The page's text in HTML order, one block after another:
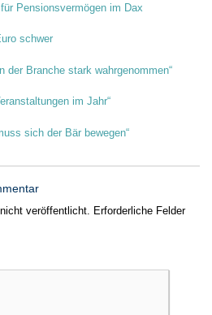
Pensionsvermögen im Dax
schwer
der Branche stark wahrgenommen“
im Jahr“
sich der Bär bewegen“
veröffentlicht. Erforderliche Felder